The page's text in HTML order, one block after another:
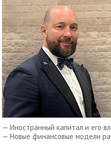
— Иностранный капитал и его
— Новые финансовые модели